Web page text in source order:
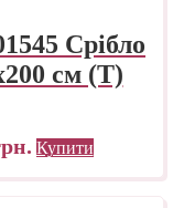
Срібло
см (Т)
Купити